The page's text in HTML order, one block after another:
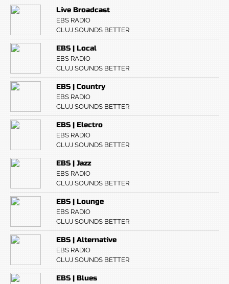
Live Broadcast
EBS RADIO
CLUJ SOUNDS BETTER
EBS | Local
EBS RADIO
CLUJ SOUNDS BETTER
EBS | Country
EBS RADIO
CLUJ SOUNDS BETTER
EBS | Electro
EBS RADIO
CLUJ SOUNDS BETTER
EBS | Jazz
EBS RADIO
CLUJ SOUNDS BETTER
EBS | Lounge
EBS RADIO
CLUJ SOUNDS BETTER
EBS | Alternative
EBS RADIO
CLUJ SOUNDS BETTER
EBS | Blues